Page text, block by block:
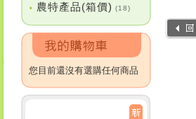
• 農特產品(箱價) (18)
您目前還沒有選購任何商品